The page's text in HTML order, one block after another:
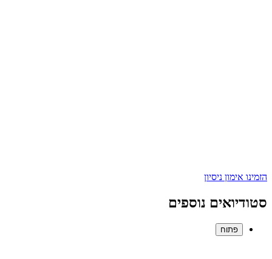
הזמינו אימון ניסיון
סטודיואים נוספים
פתוח